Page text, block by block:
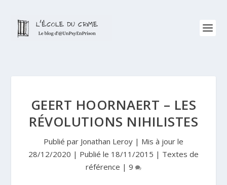
GEERT HOORNAERT – LES
RÉVOLUTIONS NIHILISTES
Publié par Jonathan Leroy | Mis à jour le
28/12/2020 | Publié le 18/11/2015 | Textes de
référence | 9